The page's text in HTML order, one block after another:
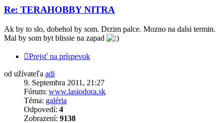
Re: TERAHOBBY NITRA
Ak by to slo, dobehol by som. Drzim palce. Mozno na dalsi termin.
Mal by som byt blissie na zapad
Prejsť na príspevok
od užívateľa adi
9. Septembra 2011, 21:27
Fórum: www.lasiodora.sk
Téma: galéria
Odpovedí: 4
Zobrazení: 9138